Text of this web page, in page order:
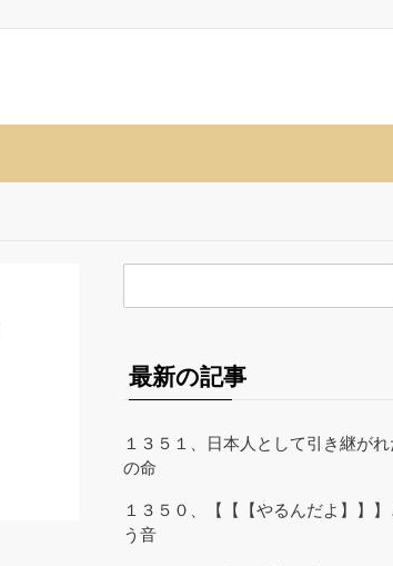
最新の記事
１３５１、日本人として引き継がれ
の命
１３５０、【【【やるんだよ】】】
う音